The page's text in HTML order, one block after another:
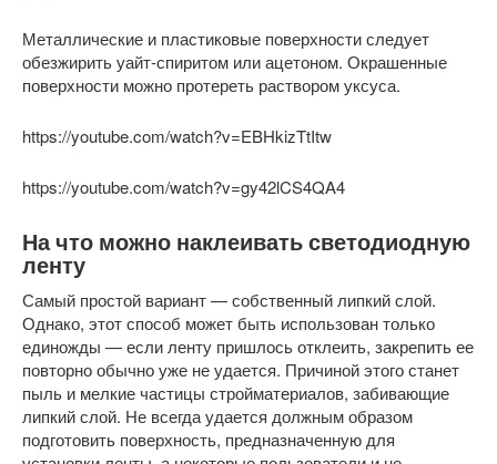
Металлические и пластиковые поверхности следует
обезжирить уайт-спиритом или ацетоном. Окрашенные
поверхности можно протереть раствором уксуса.
https://youtube.com/watch?v=EBHkizTtItw
https://youtube.com/watch?v=gy42lCS4QA4
На что можно наклеивать светодиодную
ленту
Самый простой вариант — собственный липкий слой.
Однако, этот способ может быть использован только
единожды — если ленту пришлось отклеить, закрепить ее
повторно обычно уже не удается. Причиной этого станет
пыль и мелкие частицы стройматериалов, забивающие
липкий слой. Не всегда удается должным образом
подготовить поверхность, предназначенную для